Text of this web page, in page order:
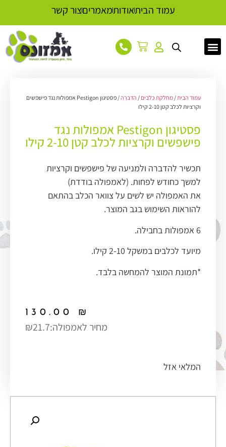
עמוד הביתאודותמאמריםצור קשר
עמוד הבית/ מחלקת כלבים / הדברה
/ פסטיגון Pestigon אמפולות נגד פישפשים
וקרציות לכלב קטן 2-10 קילו
פסטיגון Pestigon אמפולות נגד
פישפשים וקרציות לכלב קטן 2-10 קילו
תכשיר להדברה ולמניעה של פישפשים וקרציות
למשך כחודש לפחות. (לאמפולה בודדת)
את האמפולה יש לשים על צוואר הכלב בהתאם
להוראות השימוש בגב המוצר.
6 אמפולות בחבילה.
מיועד לכלבים במשקל 2-10 קילו.
*תמונת המוצר להמחשה בלבד.
130.00 ₪
מחיר לאמפולה:₪21.7
המלאי אזל